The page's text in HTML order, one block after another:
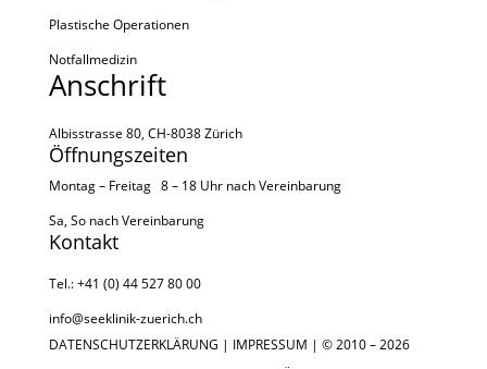
Plastische Operationen
Notfallmedizin
Anschrift
Albisstrasse 80, CH-8038 Zürich
Öffnungszeiten
Montag – Freitag 8 – 18 Uhr nachVereinbarung
Sa, So nachVereinbarung
Kontakt
Tel.: +41 (0) 44 527 80 00
info@seeklinik-zuerich.ch
DATENSCHUTZERKLÄRUNG | IMPRESSUM | © 2010 – 2026